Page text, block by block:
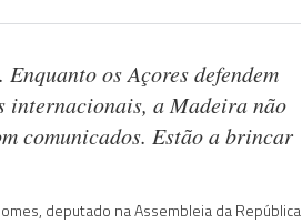
os Açores defendem
internacionais, a Madeira não
comunicados. Estão a brincar
deputado na Assembleia da República